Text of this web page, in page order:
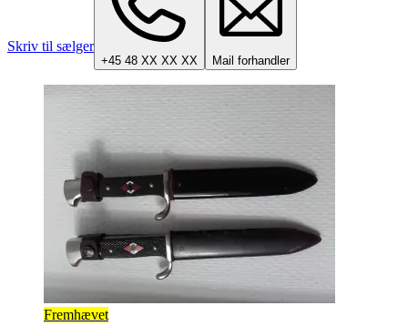
Skriv til sælger
+45 48 XX XX XX Mail forhandler
Fremhævet